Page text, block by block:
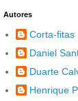
Autores
Corta-fitas
Daniel
Duarte
Henrique